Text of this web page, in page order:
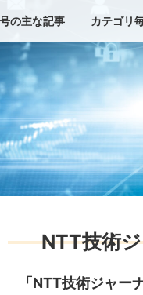
の主な記事 カテゴリ
NTT技術
「NTT技術ジャー